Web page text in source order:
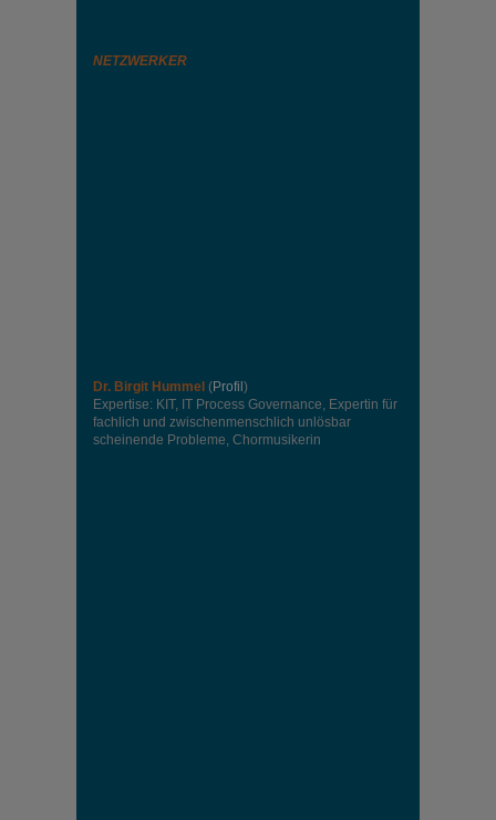
NETZWERKER
Dr. Birgit Hummel (Profil )
Expertise: KIT, IT Process Governance, Expertin für
fachlich und zwischenmenschlich unlösbar
scheinende Probleme, Chormusikerin